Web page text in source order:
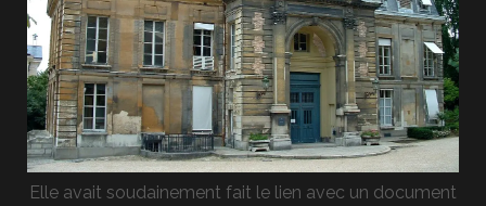
Elle avait soudainement fait le lien avec un document